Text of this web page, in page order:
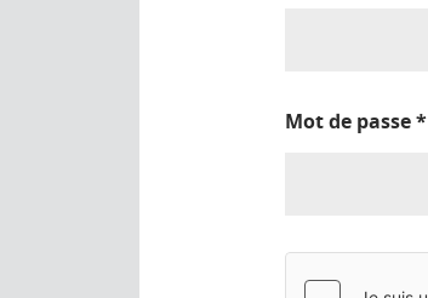
Mot de passe*